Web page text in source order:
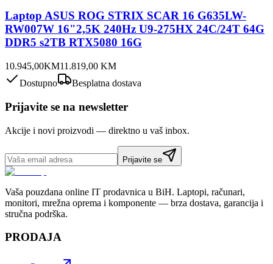
Laptop ASUS ROG STRIX SCAR 16 G635LW-
RW007W 16"2,5K 240Hz U9-275HX 24C/24T 64G
DDR5 s2TB RTX5080 16G
10.945,00KM11.819,00 KM
Dostupno
Besplatna dostava
Prijavite se na newsletter
Akcije i novi proizvodi — direktno u vaš inbox.
Prijavite se
Vaša pouzdana online IT prodavnica u BiH. Laptopi, računari,
monitori, mrežna oprema i komponente — brza dostava, garancija i
stručna podrška.
PRODAJA